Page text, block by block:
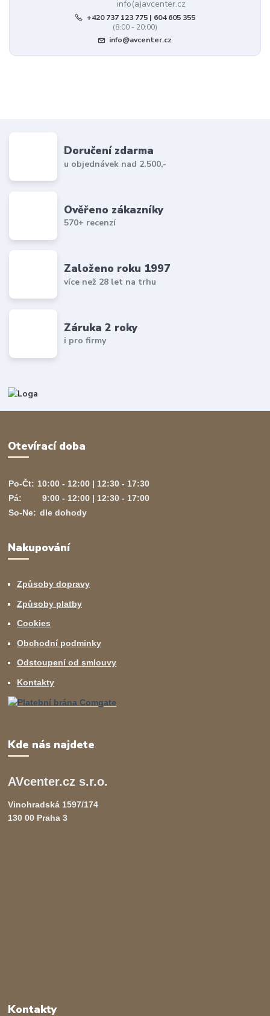
+420 737 123 775 | 604 605 355
(8:00 - 20:00)
info@avcenter.cz
Doručení zdarma
u objednávek nad 2.500,-
Ověřeno zákazníky
570+ recenzí
Založeno roku 1997
více než 28 let na trhu
Záruka 2 roky
i pro firmy
Otevírací doba
Po-Čt: 10:00 - 12:00 | 12:30 - 17:30
Pá:
9:00 - 12:00 | 12:30 - 17:00
So-Ne: dle dohody
Nakupování
Způsoby dopravy
Způsoby platby
Cookies
Obchodní podminky
Odstoupení od smlouvy
Kontakty
Kde nás najdete
AVcenter.cz s.r.o.
Vinohradská 1597/174
130 00 Praha 3
Kontakty